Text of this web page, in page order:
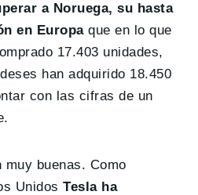
a Noruega, su hasta
en Europaque en lo que
17.403 unidades,
han adquirido 18.450
con las cifras de un
buenas. Como
UnidosTesla ha